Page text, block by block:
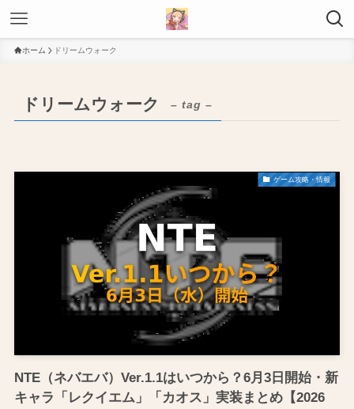
ホーム ドリームウォーク
ドリームウォーク – tag –
ゲーム攻略・情報
NTE（ネバエバ）Ver.1.1はいつから？6月3日開始・新
キャラ「レクイエム」「カオス」実装まとめ【2026